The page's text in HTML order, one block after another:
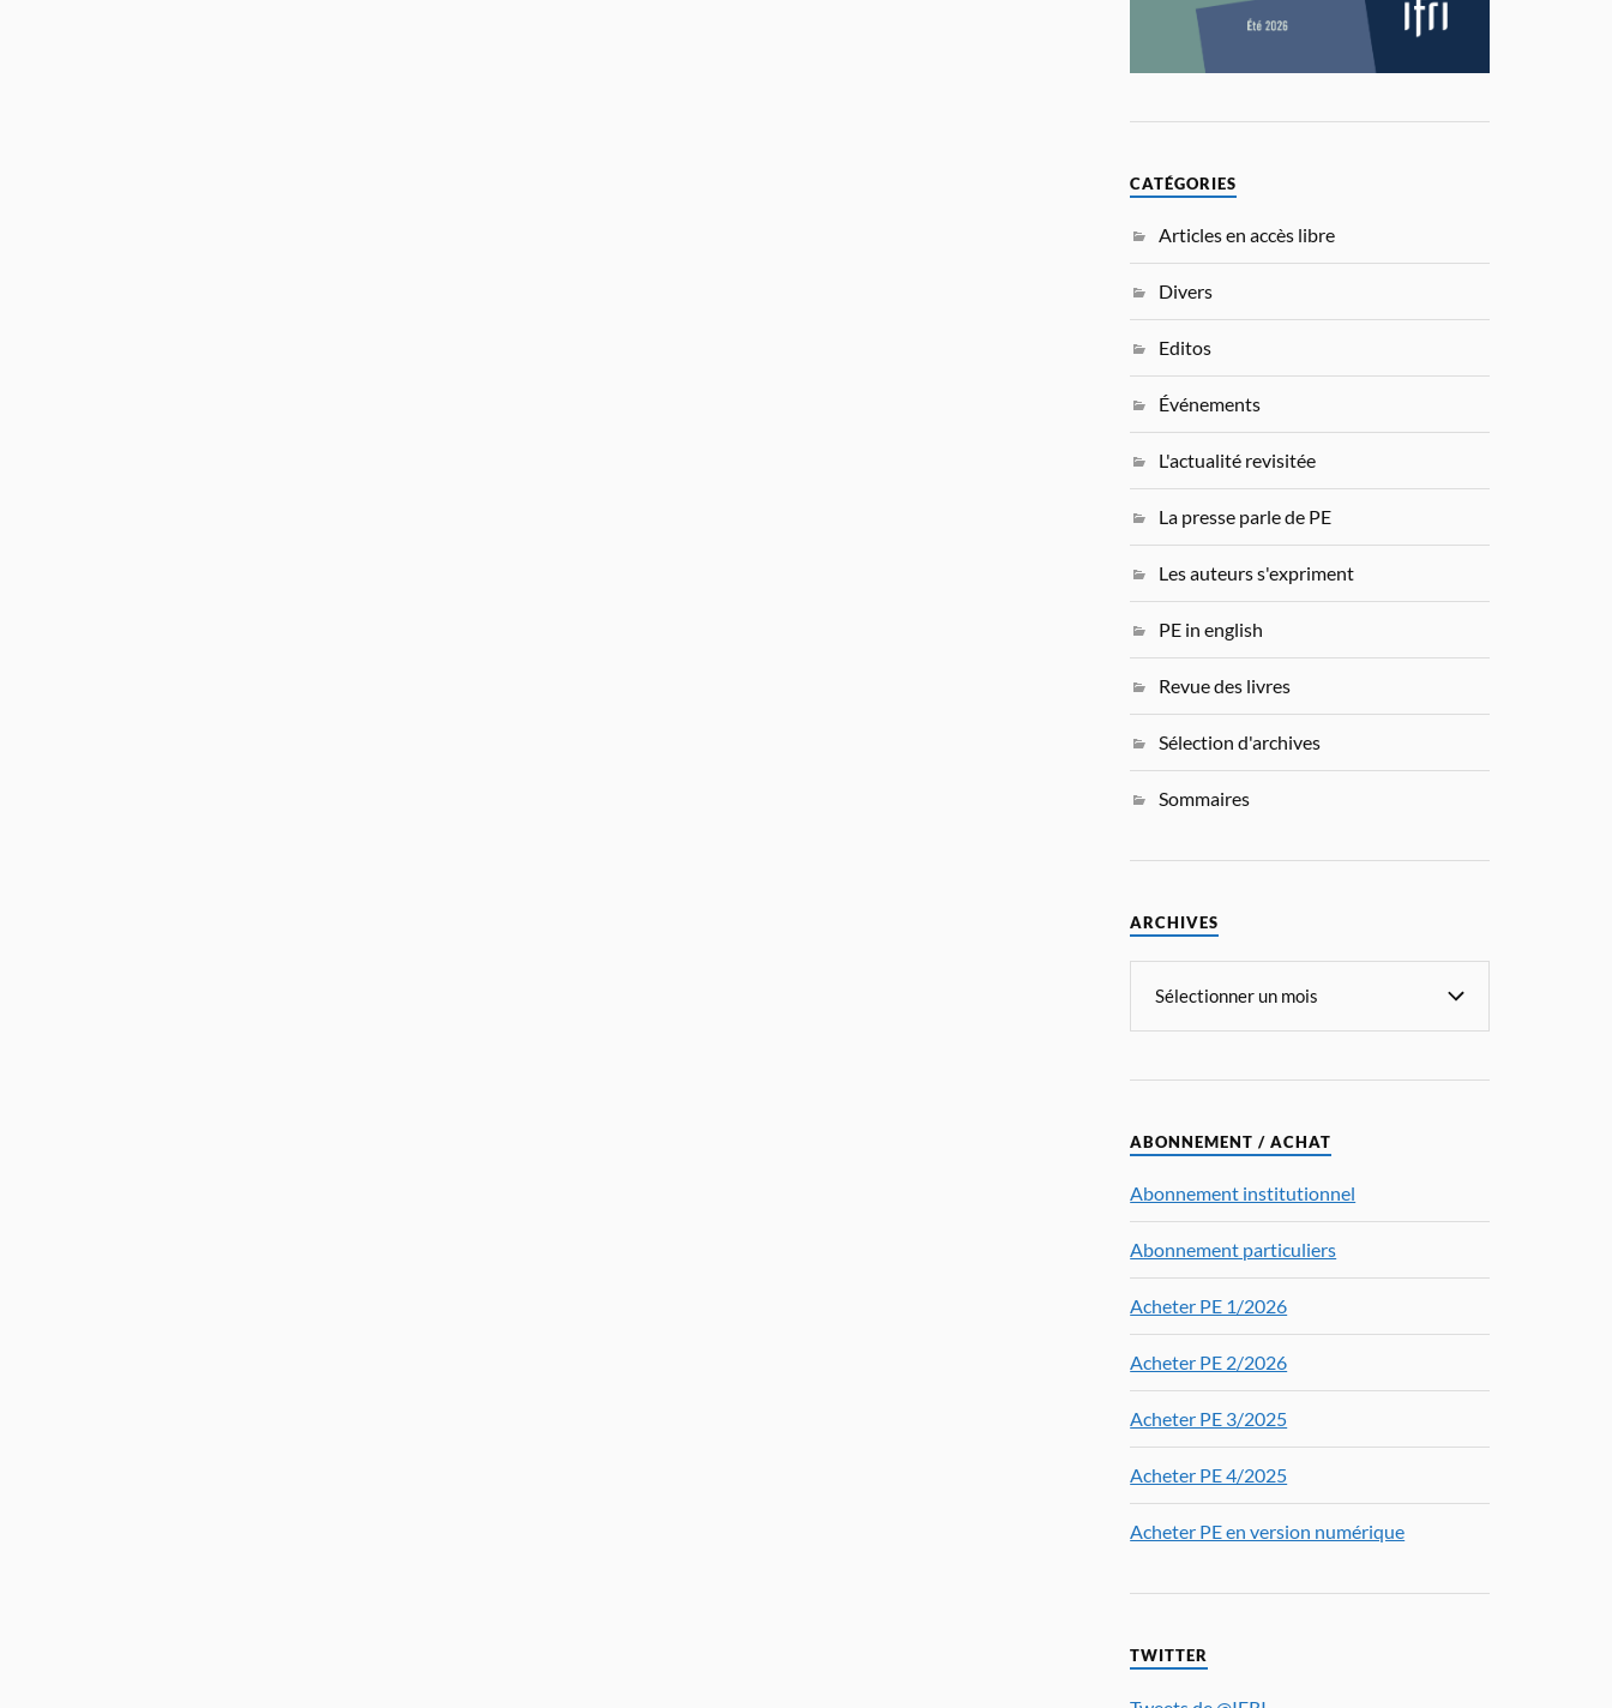
CATÉGORIES
Articles en accès libre
Divers
Editos
Événements
L'actualité revisitée
La presse parle de PE
Les auteurs s'expriment
PE in english
Revue des livres
Sélection d'archives
Sommaires
ARCHIVES
ABONNEMENT / ACHAT
Abonnement institutionnel
Abonnement particuliers
Acheter PE 1/2026
Acheter PE 2/2026
Acheter PE 3/2025
Acheter PE 4/2025
Acheter PE en version numérique
TWITTER